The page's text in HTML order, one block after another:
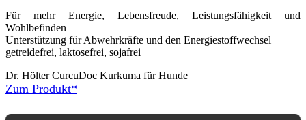
Für mehr Energie, Lebensfreude, Leistungsfähigkeit und
Wohlbefinden
Unterstützung für Abwehrkräfte und den Energiestoffwechsel
getreidefrei, laktosefrei, sojafrei
Dr. Hölter CurcuDoc Kurkuma für Hunde
Zum Produkt*